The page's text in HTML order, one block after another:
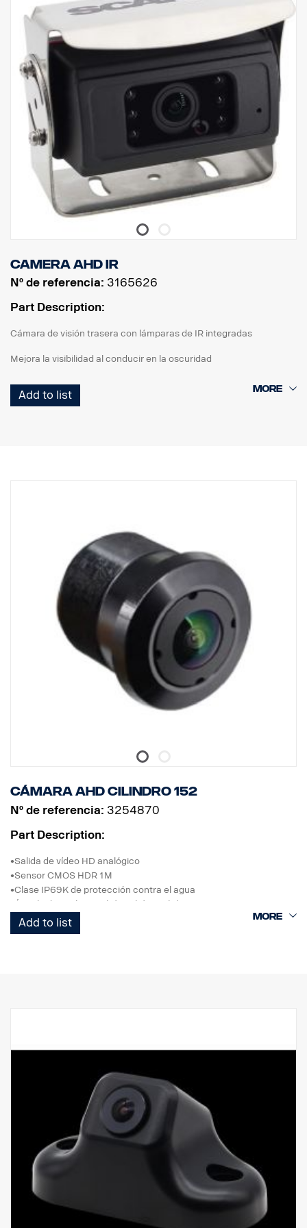
Camera AHD IR
Nº de referencia: 3165626
Part Description:
Cámara de visión trasera con lámparas de IR integradas
Mejora la visibilidad al conducir en la oscuridad
Add to list
Cámara AHD Cilindro 152
Nº de referencia: 3254870
Part Description:
•Salida de vídeo HD analógico
•Sensor CMOS HDR 1M
•Clase IP69K de protección contra el agua
•Ángulo de visión 152 (H) 92 (V) 177 (D)
•Imagen normal
•0,1 LUX
Add to list